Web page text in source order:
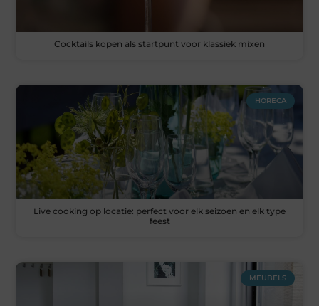
Cocktails kopen als startpunt voor klassiek mixen
HORECA
Live cooking op locatie: perfect voor elk seizoen en elk type
feest
MEUBELS